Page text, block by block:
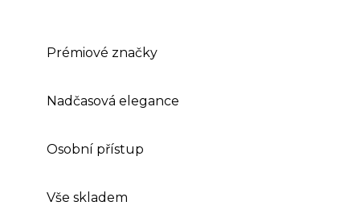
Prémiové značky
Nadčasová elegance
Osobní přístup
Vše skladem